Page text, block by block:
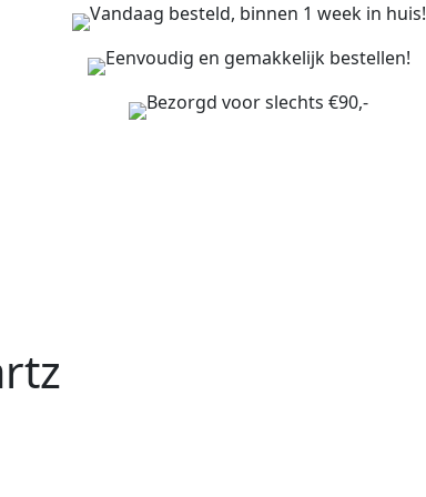
Vandaag besteld, binnen 1 week in huis!
Eenvoudig en gemakkelijk bestellen!
Bezorgd voor slechts €90,-